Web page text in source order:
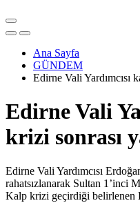
Ana Sayfa
GÜNDEM
Edirne Vali Yardımcısı
Edirne Vali
krizi sonrası
Edirne Vali Yardımcısı
rahatsızlanarak Sultan 1’inci
Kalp krizi geçirdiği belirlenen